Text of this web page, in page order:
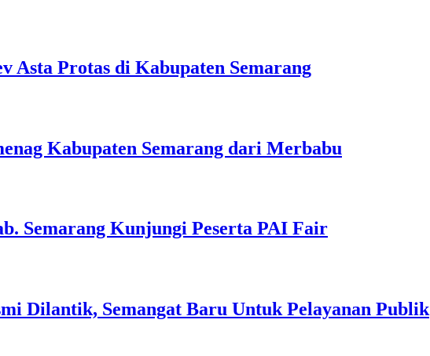
Asta Protas di Kabupaten Semarang
Kabupaten Semarang dari Merbabu
Semarang Kunjungi Peserta PAI Fair
Dilantik, Semangat Baru Untuk Pelayanan Publik